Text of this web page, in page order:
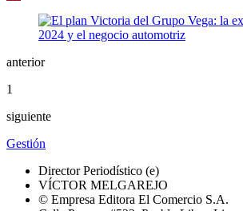
anterior
1
siguiente
Gestión
Director Periodístico (e)
VÍCTOR MELGAREJO
© Empresa Editora El Comercio S.A.